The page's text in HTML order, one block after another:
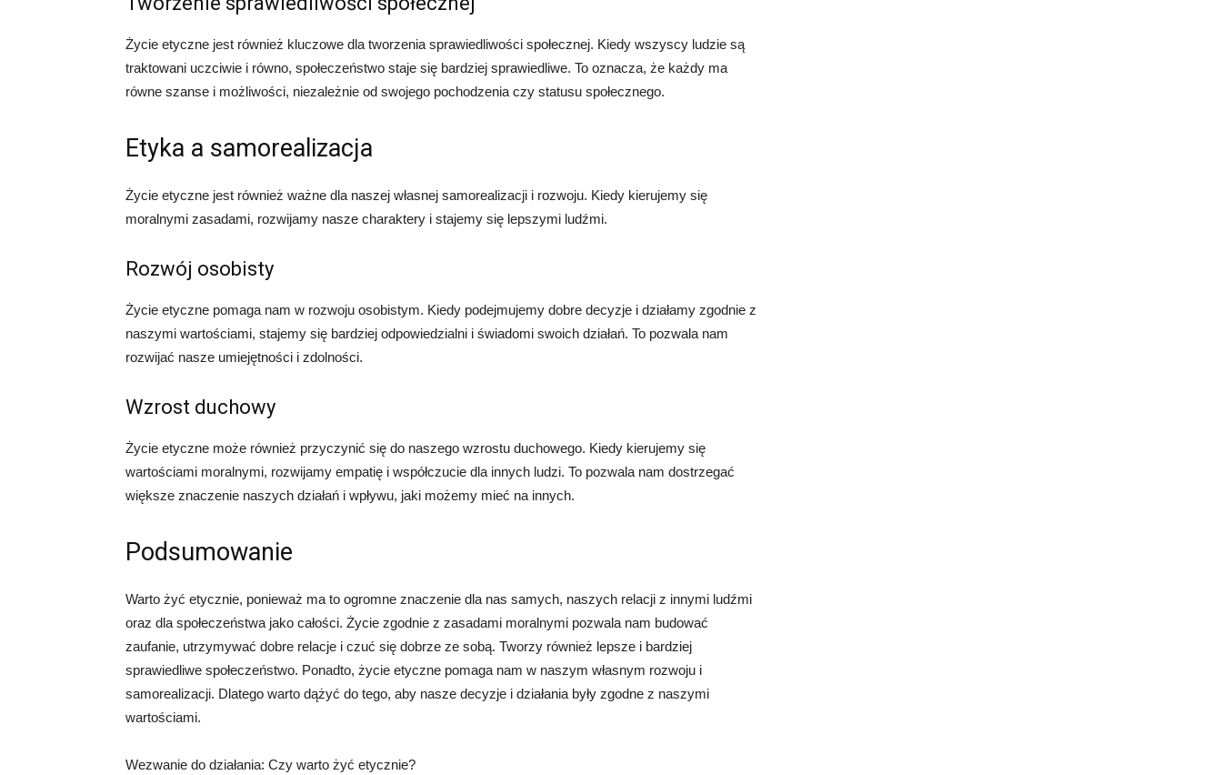
Życie etyczne jest również kluczowe dla tworzenia sprawiedliwości społecznej. Kiedy wszyscy ludzie są
traktowani uczciwie i równo, społeczeństwo staje się bardziej sprawiedliwe. To oznacza, że każdy ma
równe szanse i możliwości, niezależnie od swojego pochodzenia czy statusu społecznego.
Etyka a samorealizacja
Życie etyczne jest również ważne dla naszej własnej samorealizacji i rozwoju. Kiedy kierujemy się
moralnymi zasadami, rozwijamy nasze charaktery i stajemy się lepszymi ludźmi.
Rozwój osobisty
Życie etyczne pomaga nam w rozwoju osobistym. Kiedy podejmujemy dobre decyzje i działamy zgodnie z
naszymi wartościami, stajemy się bardziej odpowiedzialni i świadomi swoich działań. To pozwala nam
rozwijać nasze umiejętności i zdolności.
Wzrost duchowy
Życie etyczne może również przyczynić się do naszego wzrostu duchowego. Kiedy kierujemy się
wartościami moralnymi, rozwijamy empatię i współczucie dla innych ludzi. To pozwala nam dostrzegać
większe znaczenie naszych działań i wpływu, jaki możemy mieć na innych.
Podsumowanie
Warto żyć etycznie, ponieważ ma to ogromne znaczenie dla nas samych, naszych relacji z innymi ludźmi
oraz dla społeczeństwa jako całości. Życie zgodnie z zasadami moralnymi pozwala nam budować
zaufanie, utrzymywać dobre relacje i czuć się dobrze ze sobą. Tworzy również lepsze i bardziej
sprawiedliwe społeczeństwo. Ponadto, życie etyczne pomaga nam w naszym własnym rozwoju i
samorealizacji. Dlatego warto dążyć do tego, aby nasze decyzje i działania były zgodne z naszymi
wartościami.
Wezwanie do działania: Czy warto żyć etycznie?